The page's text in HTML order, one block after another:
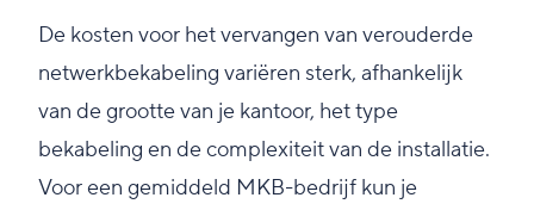
De kosten voor het vervangen van verouderde
netwerkbekabeling variëren sterk, afhankelijk
van de grootte van je kantoor, het type
bekabeling en de complexiteit van de installatie.
Voor een gemiddeld MKB-bedrijf kun je